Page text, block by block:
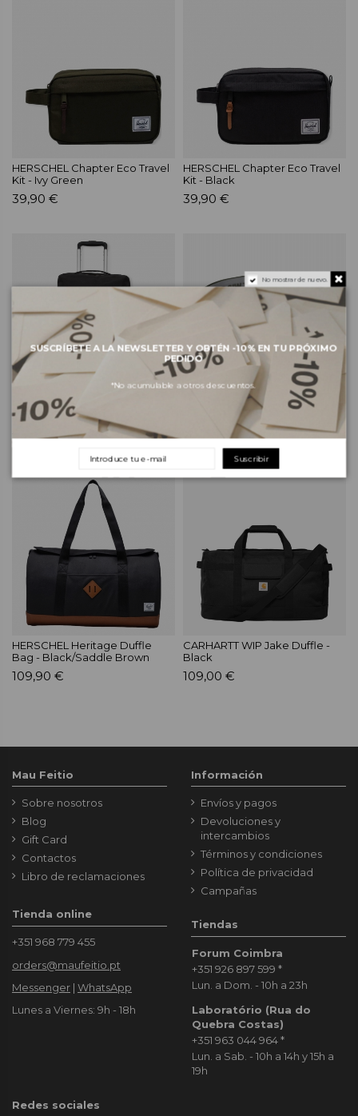
HERSCHEL Chapter Eco Travel
Kit - Ivy Green
39,90 €
HERSCHEL Chapter Eco Travel
Kit - Black
39,90 €
EASTPAK Transit'r Pack -
Colorband Rainbow
165,00 €
CARHARTT WIP 2760
Headlamp - Smoke Green
79,00 €
HERSCHEL Heritage Duffle
Bag - Black/Saddle Brown
109,90 €
CARHARTT WIP Jake Duffle -
Black
109,00 €
Mau Feitio
Sobre nosotros
Blog
Gift Card
Contactos
Libro de reclamaciones
Información
Envíos y pagos
Devoluciones y
intercambios
Términos y condiciones
Política de privacidad
Campañas
Tienda online
+351 968 779 455
orders@maufeitio.pt
Messenger | WhatsApp
Lunes a Viernes: 9h - 18h
Tiendas
Forum Coimbra
+351 926 897 599 *
Lun. a Dom. - 10h a 23h
Laboratório (Rua do
Quebra Costas)
+351 963 044 964*
Lun. a Sab. - 10h a 14h y 15h a
19h
Redes sociales
No mostrar de nuevo.
SUSCRÍBETE A LA NEWSLETTER Y OBTÉN -10% EN TU PRÓXIMO
PEDIDO
*No acumulable a otros descuentos.
Suscribir